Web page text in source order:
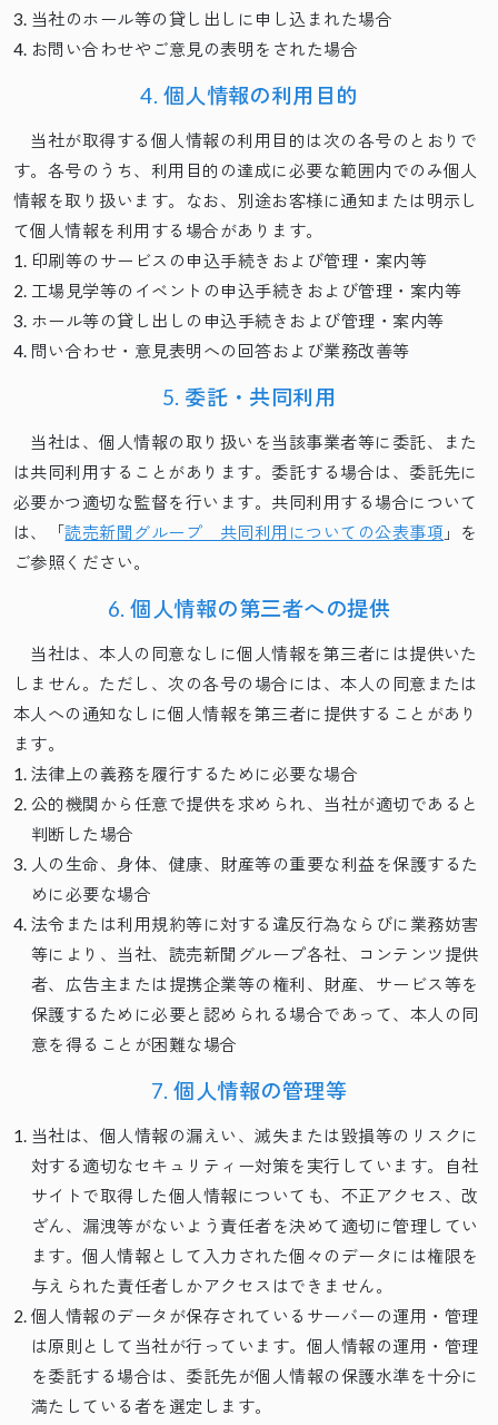
当社のホール等の貸し出しに申し込まれた場合
お問い合わせやご意見の表明をされた場合
4. 個人情報の利用目的
当社が取得する個人情報の利用目的は次の各号のとおりで
す。各号のうち、利用目的の達成に必要な範囲内でのみ個人
情報を取り扱います。なお、別途お客様に通知または明示し
て個人情報を利用する場合があります。
印刷等のサービスの申込手続きおよび管理・案内等
工場見学等のイベントの申込手続きおよび管理・案内等
ホール等の貸し出しの申込手続きおよび管理・案内等
問い合わせ・意見表明への回答および業務改善等
5. 委託・共同利用
当社は、個人情報の取り扱いを当該事業者等に委託、また
は共同利用することがあります。委託する場合は、委託先に
必要かつ適切な監督を行います。共同利用する場合について
は、「読売新聞グループ 共同利用についての公表事項 」を
ご参照ください。
6. 個人情報の第三者への提供
当社は、本人の同意なしに個人情報を第三者には提供いた
しません。ただし、次の各号の場合には、本人の同意または
本人への通知なしに個人情報を第三者に提供することがあり
ます。
法律上の義務を履行するために必要な場合
公的機関から任意で提供を求められ、当社が適切であると
判断した場合
人の生命、身体、健康、財産等の重要な利益を保護するた
めに必要な場合
法令または利用規約等に対する違反行為ならびに業務妨害
等により、当社、読売新聞グループ各社、コンテンツ提供
者、広告主または提携企業等の権利、財産、サービス等を
保護するために必要と認められる場合であって、本人の同
意を得ることが困難な場合
7. 個人情報の管理等
当社は、個人情報の漏えい、滅失または毀損等のリスクに
対する適切なセキュリティー対策を実行しています。自社
サイトで取得した個人情報についても、不正アクセス、改
ざん、漏洩等がないよう責任者を決めて適切に管理してい
ます。個人情報として入力された個々のデータには権限を
与えられた責任者しかアクセスはできません。
個人情報のデータが保存されているサーバーの運用・管理
は原則として当社が行っています。個人情報の運用・管理
を委託する場合は、委託先が個人情報の保護水準を十分に
満たしている者を選定します。